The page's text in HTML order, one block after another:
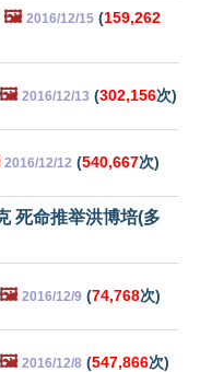
🖼️ 2016/12/15 (159,262
🖼️ 2016/12/13 (302,156次)
2016/12/12 (540,667次)
死命推举洪博培(多
🖼️ 2016/12/9 (74,768次)
🖼️ 2016/12/8 (547,866次)